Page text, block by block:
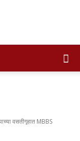
वसतीगृहात MBBS